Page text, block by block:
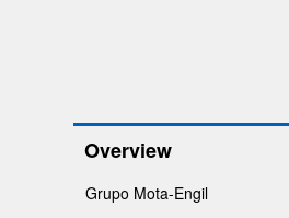
Overview
Grupo Mota-Engil